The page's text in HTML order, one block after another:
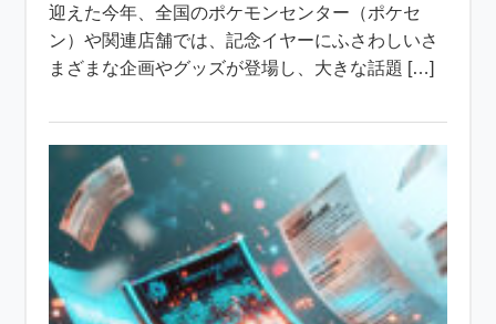
迎えた今年、全国のポケモンセンター（ポケセ
ン）や関連店舗では、記念イヤーにふさわしいさ
まざまな企画やグッズが登場し、大きな話題 […]